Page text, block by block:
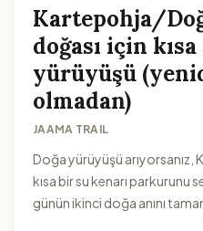
Kartepohja/
doğası için
yürüyüşü
olmadan)
JAAMA TRAIL
Doğa yürüyüşü arıyorsanız,
kısa bir su kenarı parkurunu
günün ikinci doğa anını